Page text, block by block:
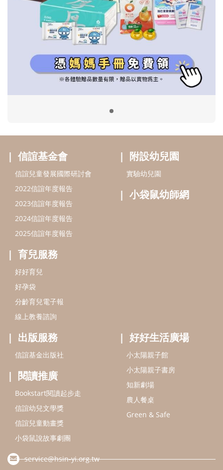
信誼基金會
2022信誼年度報告
2023信誼年度報告
2024信誼年度報告
好孕袋
分齡育兒電子報
線上教養諮詢
附設幼兒園
小袋鼠幼師網
出版服務
信誼基金出版社
閱讀推廣
Bookstart閱讀起步走
信誼幼兒文學獎
信誼兒童動畫獎
小袋鼠說故事劇團
service@hsin-yi.org.tw
信誼好好育兒
小太陽親子書房
(02)2396-5305轉2345 (週一～週五 9:00～18:00)
認識信誼 合作洽談 智慧財產權聲明
本網站建議使用IE9(含以上)或 Google Chrome 版本瀏覽器
信誼基金會/上誼文化實業股份有限公司 版權所有 ©